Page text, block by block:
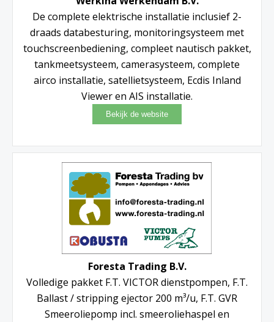
De complete elektrische installatie inclusief 2-
draads databesturing, monitoringsysteem met
touchscreenbediening, compleet nautisch pakket,
tankmeetsysteem, camerasysteem, complete
airco installatie, satellietsysteem, Ecdis Inland
Viewer en AIS installatie.
Foresta Trading B.V.
Volledige pakket F.T. VICTOR dienstpompen, F.T.
Ballast / stripping ejector 200 m³/u, F.T. GVR
Smeeroliepomp incl. smeeroliehaspel en